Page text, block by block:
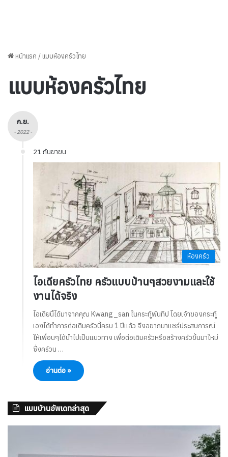
หน้าแรก / แบบห้องครัวไทย
แบบห้องครัวไทย
ก.ย.
- 2022 -
21 กันยายน
ห้องครัว
ไอเดียครัวไทย ครัวแบบบ้านๆสวยงามและใช้
งานได้จริง
ไอเดียนี้ได้มาจากคุณ Kwang_san ในกระทู้พันทิป โดยเจ้าของกระทู้
เองได้ทำการต่อเติมครัวนี้ครบ 1 ปีแล้ว จึงอยากมาแชร์ประสบการณ์
ให้เพื่อนๆได้นำไปเป็นแนวทาง เพื่อต่อเติมครัวหรือสร้างครัวขึ้นมาใหม่
ซึ่งครัวน …
อ่านต่อ »
แบบบ้านอัพเดทล่าสุด